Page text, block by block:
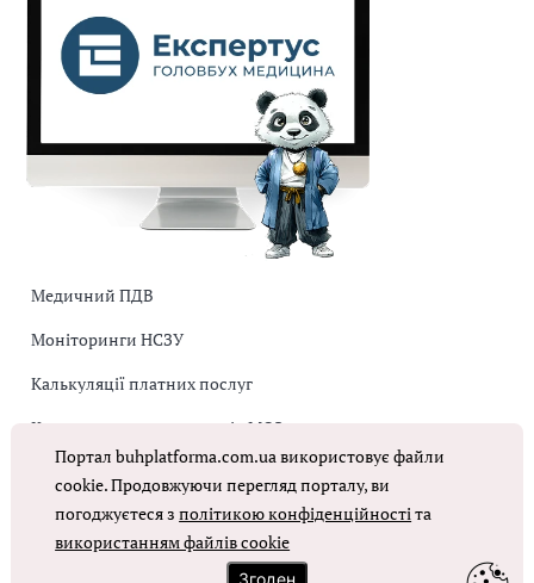
Медичний ПДВ
Моніторинги НСЗУ
Калькуляції платних послуг
Коригувальна накладна від МОЗ
Оплата праці в КНП
ОТРИМАТИ ДОСТУП
Портал buhplatforma.com.ua використовує файли
cookie. Продовжуючи перегляд порталу, ви
погоджуєтеся зполітикою конфіденційностіта
використанням файлів cookie
Згоден